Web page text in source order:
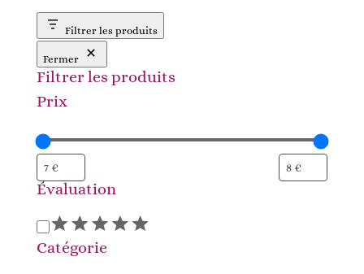
Filtrer les produits
Fermer
Filtrer les produits
Prix
Évaluation
Évaluation
Catégorie